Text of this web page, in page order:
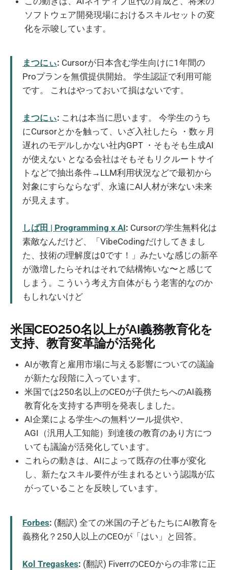
ソフトウェア開発現場におけるスキルセットの変
化を示唆しています。
まつにぃ: Cursorが日本含む学生向けに1年間の
Proプランを無償提供開始。 学生認証で利用可能
です。 これはやっておいて損はないです。
まつにぃ: これは本当に思います。 今学生のうち
にCursorとかを触って、いざ入社したら ・数ヶ月
遅れのモデルしかない社内GPT ・そもそも生成AI
が使えない となる会社はそもそもリクルートサイ
トなどで抽出条件→LLM利用状況などで最初から
対象にすらならなず、永遠にAI人材が来ない未来
が見えます。
しば田 | Programming x AI: Cursorの学生無料化は
素敵なんだけど、「VibeCodingだけしてきまし
た、技術の理解度は0です！」みたいな感じの新卒
が激増したらそれはそれで結構怖いな〜と感じて
しまう。こういう考え方自体がもう老害的なのか
もしれないけど
米国CEO250名以上がAI義務教育化を
支持、教育変革論が活発化
AIが教育と雇用市場に与える影響についての議論
が新たな段階に入っています。
米国では250名以上のCEOが子供たちへのAI義務
教育化を支持する声明を発表しました。
AI企業による学生への無料ツール提供や、
AGI（汎用人工知能）到達後の教育のあり方につ
いても議論が活発化しています。
これらの動きは、AIによって既存の仕事が変化
し、新たなスキル要件が生まれるという認識が広
がっていることを反映しています。
Forbes: (翻訳) 全ての米国の子どもたちにAI教育を
義務化？250人以上のCEOが「はい」と回答。
Kol Tregaskes: (翻訳) FiverrのCEOからの非常に正